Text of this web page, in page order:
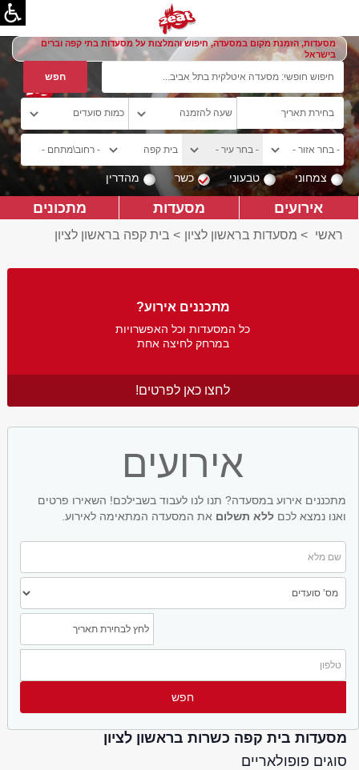
מסעדות, הזמנת מקום במסעדה, חיפוש והמלצות על מסעדות בתי קפה וברים
בישראל
צמחוני טבעוני כשר מהדרין
אירועים מסעדות מתכונים
ראשי > מסעדות בראשון לציון > בית קפה בראשון לציון
מתכננים אירוע?
כל המסעדות וכל האפשרויות
במרחק לחיצה אחת
לחצו כאן לפרטים!
אירועים
מתכננים אירוע במסעדה? תנו לנו לעבוד בשבילכם! השאירו פרטים
ואנו נמצא לכם ללא תשלום את המסעדה המתאימה לאירוע.
מסעדות בית קפה כשרות בראשון לציון
סוגים פופולאריים